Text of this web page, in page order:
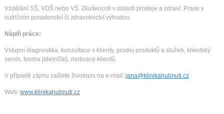
Vzdělání SŠ, VOŠ nebo VŠ. Zkušenosti v oblasti prodeje a zdraví. Praxe v
nutričním poradenství či zdravotnictví výhodou.
Náplň práce:
Vstupní diagnostika, konzultace s klienty, prodej produktů a služeb, klientský
servis, tvorba jídelníčků, motivace klientů.
V případě zájmu zašlete životopis na e-mail: jana@klinikahubnuti.cz
Web: www.klinikahubnuti.cz